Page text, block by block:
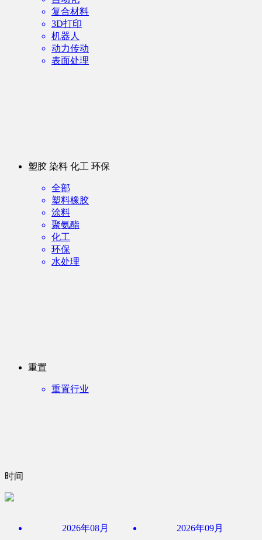
复合材料
3D打印
机器人
动力传动
表面处理
塑胶 染料 化工 环保
全部
塑料橡胶
涂料
聚氨酯
化工
环保
水处理
重置
重置行业
时间
2026年08月 2026年09月